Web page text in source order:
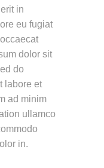
in
eu fugiat
dolor sit
do
labore et
ad minim
ullamco
in.